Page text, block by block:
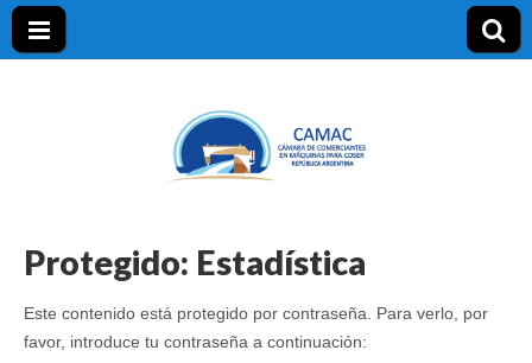
Protegido: Estadística
Este contenido está protegido por contraseña. Para verlo, por
favor, introduce tu contraseña a continuación: